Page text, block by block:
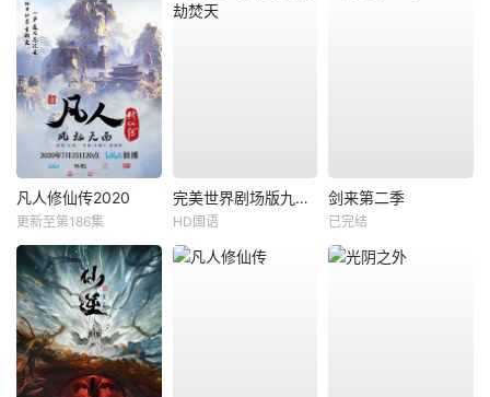
凡人修仙传2020
更新至第186集
完美世界剧场版九劫焚天
HD国语
剑来第二季
已完结